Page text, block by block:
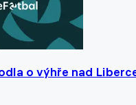
o výhře nad